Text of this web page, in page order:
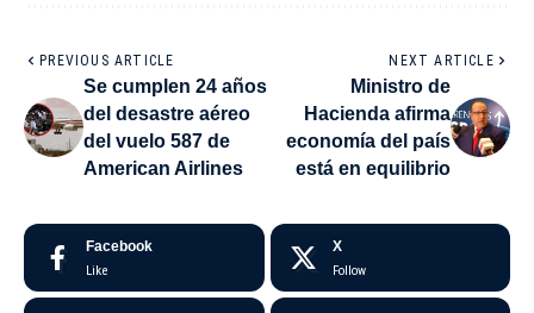
PREVIOUS ARTICLE
Se cumplen 24 años
del desastre aéreo
del vuelo 587 de
American Airlines
NEXT ARTICLE
Ministro de
Hacienda afirma
economía del país
está en equilibrio
Facebook
Like
X
Follow